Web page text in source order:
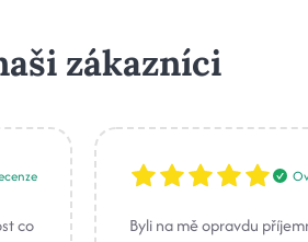
zákazníci
co
Byli na mě opravdu